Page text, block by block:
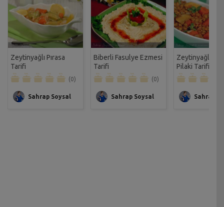
Zeytinyağlı Pırasa
Tarifi
(0)
Sahrap Soysal
Biberli Fasulye Ezmesi
Tarifi
(0)
Sahrap Soysal
Zeytinyağlı
Pilaki Tarifi
Sahrap